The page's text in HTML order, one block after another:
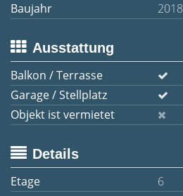
Baujahr
2018
Ausstattung
Balkon / Terrasse
Garage / Stellplatz
Objekt ist vermietet
Details
Etage
6